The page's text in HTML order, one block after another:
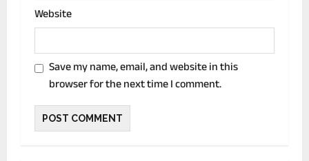
Website
Save my name, email, and website in this
browser for the next time I comment.